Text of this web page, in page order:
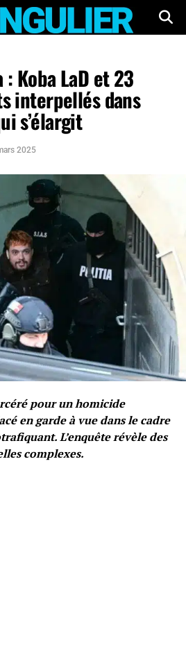
: Koba LaD et 23
interpellés dans
s’élargit
2025
pour un homicide
en garde à vue dans le cadre
L’enquête révèle des
complexes.